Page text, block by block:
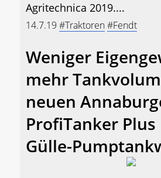
Agritechnica 2019....
14.7.19 #Traktoren#Fendt
Weniger
mehr
neuen
ProfiTanker Plus
Gülle-